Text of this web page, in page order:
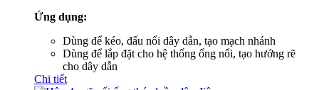
Ứng dụng:
Dùng để kéo, đấu nối dây dẫn, tạo mạch nhánh
Dùng để lắp đặt cho hệ thống ống nổi, tạo hướng rẽ
cho dây dẫn
Chi tiết